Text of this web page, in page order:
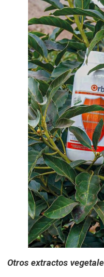
Otros extractos